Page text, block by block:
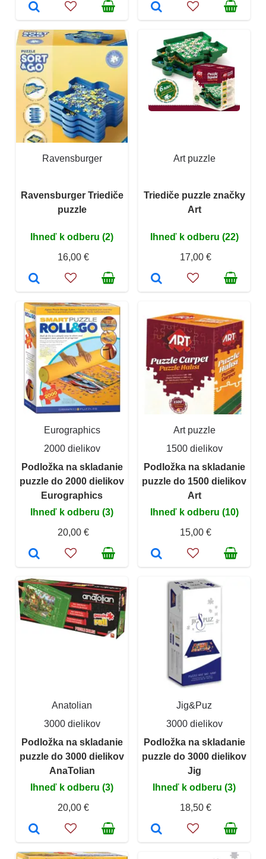
Ravensburger
Ravensburger Triediče
puzzle
Ihneď k odberu (2)
16,00 €
Art puzzle
Triediče puzzle značky
Art
Ihneď k odberu (22)
17,00 €
Eurographics
2000 dielikov
Podložka na skladanie
puzzle do 2000 dielikov
Eurographics
Ihneď k odberu (3)
20,00 €
Art puzzle
1500 dielikov
Podložka na skladanie
puzzle do 1500 dielikov
Art
Ihneď k odberu (10)
15,00 €
Anatolian
3000 dielikov
Podložka na skladanie
puzzle do 3000 dielikov
AnaTolian
Ihneď k odberu (3)
20,00 €
Jig&Puz
3000 dielikov
Podložka na skladanie
puzzle do 3000 dielikov
Jig
Ihneď k odberu (3)
18,50 €